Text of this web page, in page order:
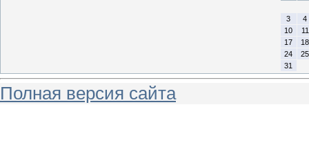
3
4
10
11
17
18
24
25
31
Полная версия сайта